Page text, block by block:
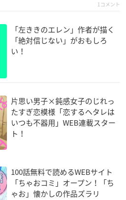
1コメント
「左ききのエレン」作者が描く
「絶対信じない」がおもしろ
い！
片思い男子×鈍感女子のじれっ
たすぎ恋模様「恋するヘタレは
いつも不器用」WEB連載スター
ト！
100話無料で読めるWEBサイト
「ちゃおコミ」オープン！「ち
ゃお」懐かしの作品ズラリ